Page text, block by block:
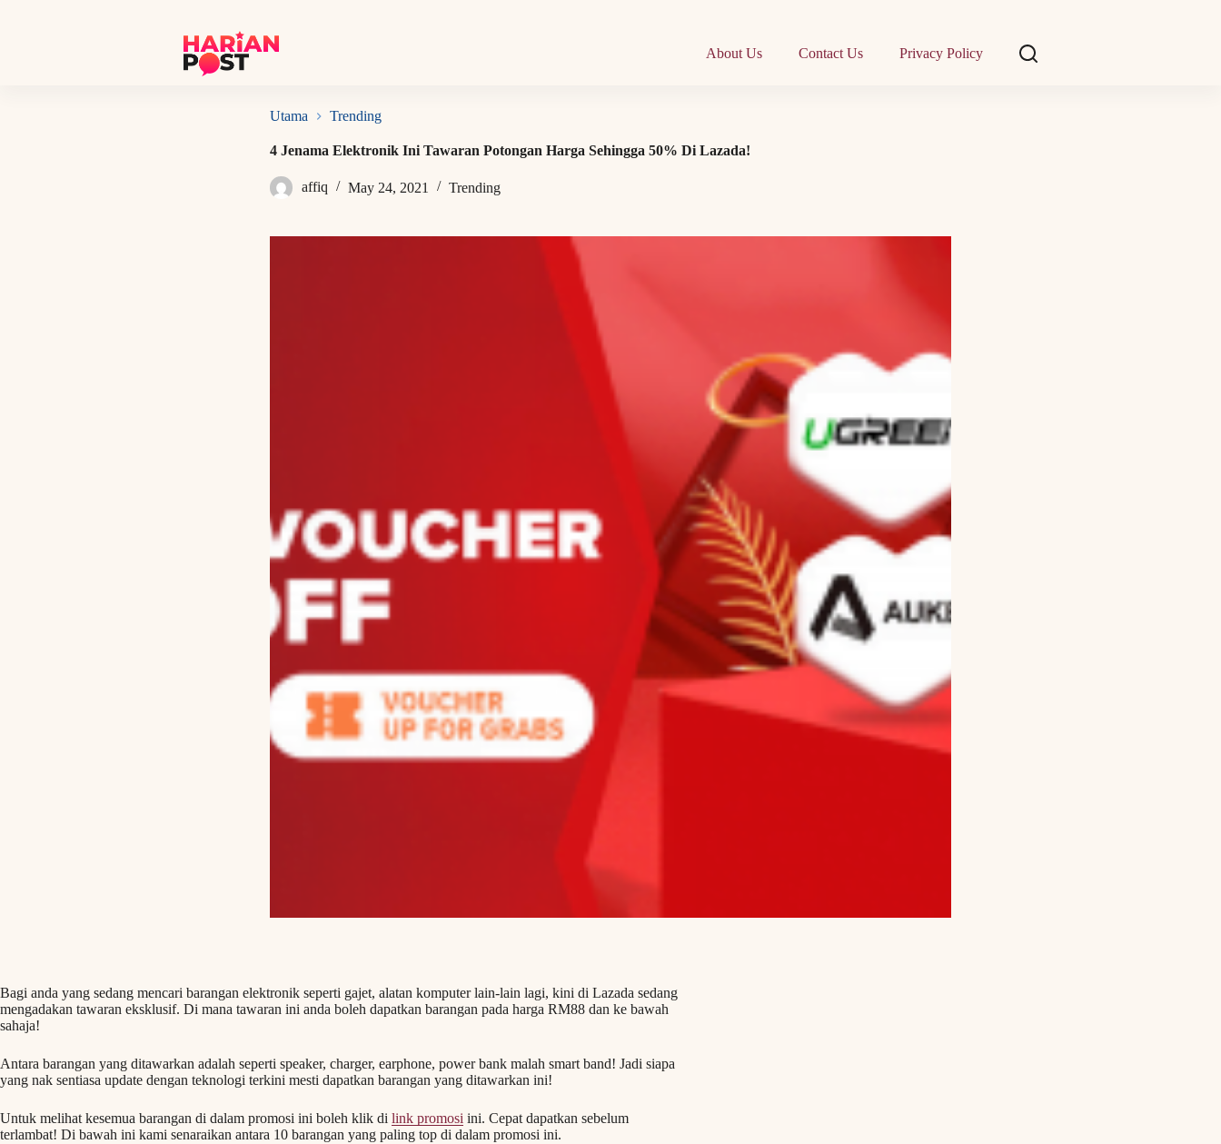
About Us Contact Us Privacy Policy
Utama Trending
4 Jenama Elektronik Ini Tawaran Potongan Harga Sehingga 50% Di Lazada!
affiq May 24, 2021 Trending
Bagi anda yang sedang mencari barangan elektronik seperti gajet, alatan komputer lain-lain lagi, kini di Lazada sedang
mengadakan tawaran eksklusif. Di mana tawaran ini anda boleh dapatkan barangan pada harga RM88 dan ke bawah
sahaja!
Antara barangan yang ditawarkan adalah seperti speaker, charger, earphone, power bank malah smart band! Jadi siapa
yang nak sentiasa update dengan teknologi terkini mesti dapatkan barangan yang ditawarkan ini!
Untuk melihat kesemua barangan di dalam promosi ini boleh klik di link promosi ini. Cepat dapatkan sebelum
terlambat! Di bawah ini kami senaraikan antara 10 barangan yang paling top di dalam promosi ini.